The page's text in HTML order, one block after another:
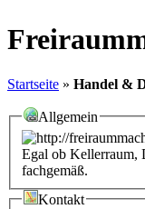
Startseite » Handel &
Allgemein
Egal ob Kellerraum,
fachgemäß.
Kontakt